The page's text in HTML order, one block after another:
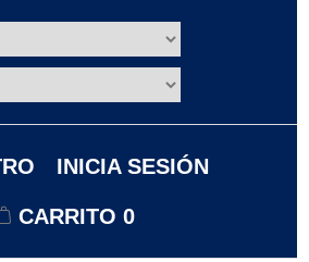
INICIA SESIÓN
CARRITO 0